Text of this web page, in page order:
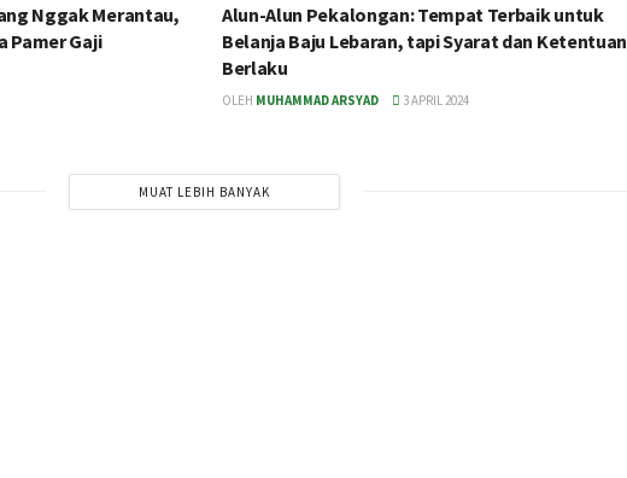
Nggak Merantau,
Pamer Gaji
Alun-Alun Pekalongan: Tempat Terbaik untuk
Belanja Baju Lebaran, tapi Syarat dan Ketentuan
Berlaku
OLEH MUHAMMAD ARSYAD 3 APRIL 2024
MUAT LEBIH BANYAK